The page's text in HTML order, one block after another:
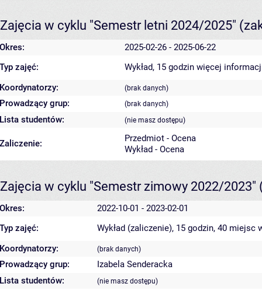
Zajęcia w cyklu "Semestr letni 2024/2025"
Okres:
2025-02-26 - 2025-06-22
Typ zajęć:
Wykład, 15 godzin więcej
Koordynatorzy:
(brak danych)
Prowadzący grup: (brak danych)
Lista studentów: (nie masz dostępu)
Zaliczenie:
Przedmiot - Ocena
Wykład - Ocena
Zajęcia w cyklu "Semestr zimowy 2022/2023"
Okres:
2022-10-01 - 2023-02-01
Typ zajęć:
Wykład (zaliczenie), 15 godzin, 40 miejsc
Koordynatorzy:
(brak danych)
Prowadzący grup:
Izabela Senderacka
Lista studentów:
(nie masz dostępu)